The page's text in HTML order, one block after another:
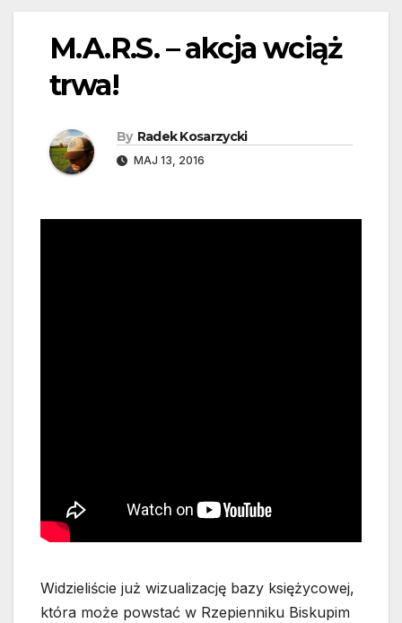
M.A.R.S. – akcja wciąż
trwa!
By Radek Kosarzycki
MAJ 13, 2016
Widzieliście już wizualizację bazy księżycowej,
która może powstać w Rzepienniku Biskupim